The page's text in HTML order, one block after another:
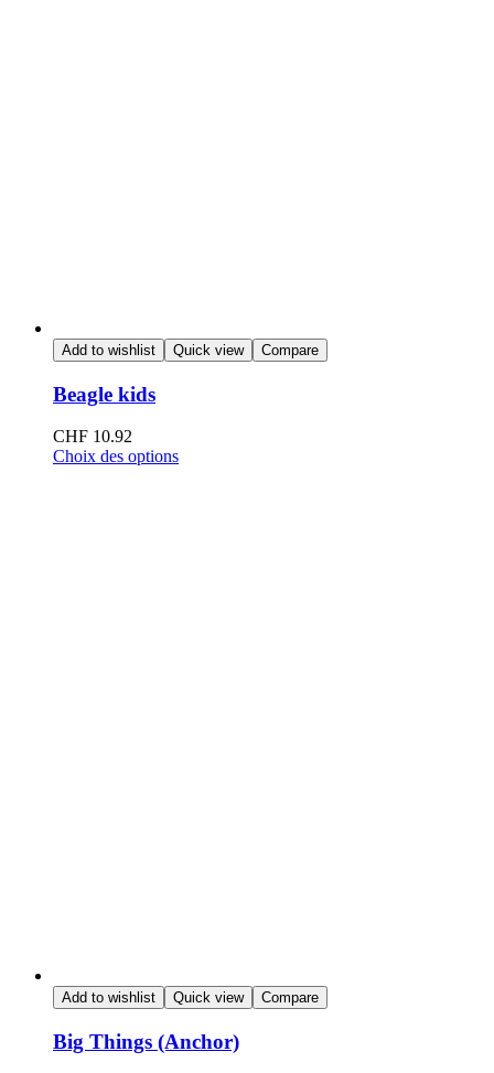
Add to wishlist Quick view Compare
Beagle kids
CHF 10.92
Choix des options
Add to wishlist Quick view Compare
Big Things (Anchor)